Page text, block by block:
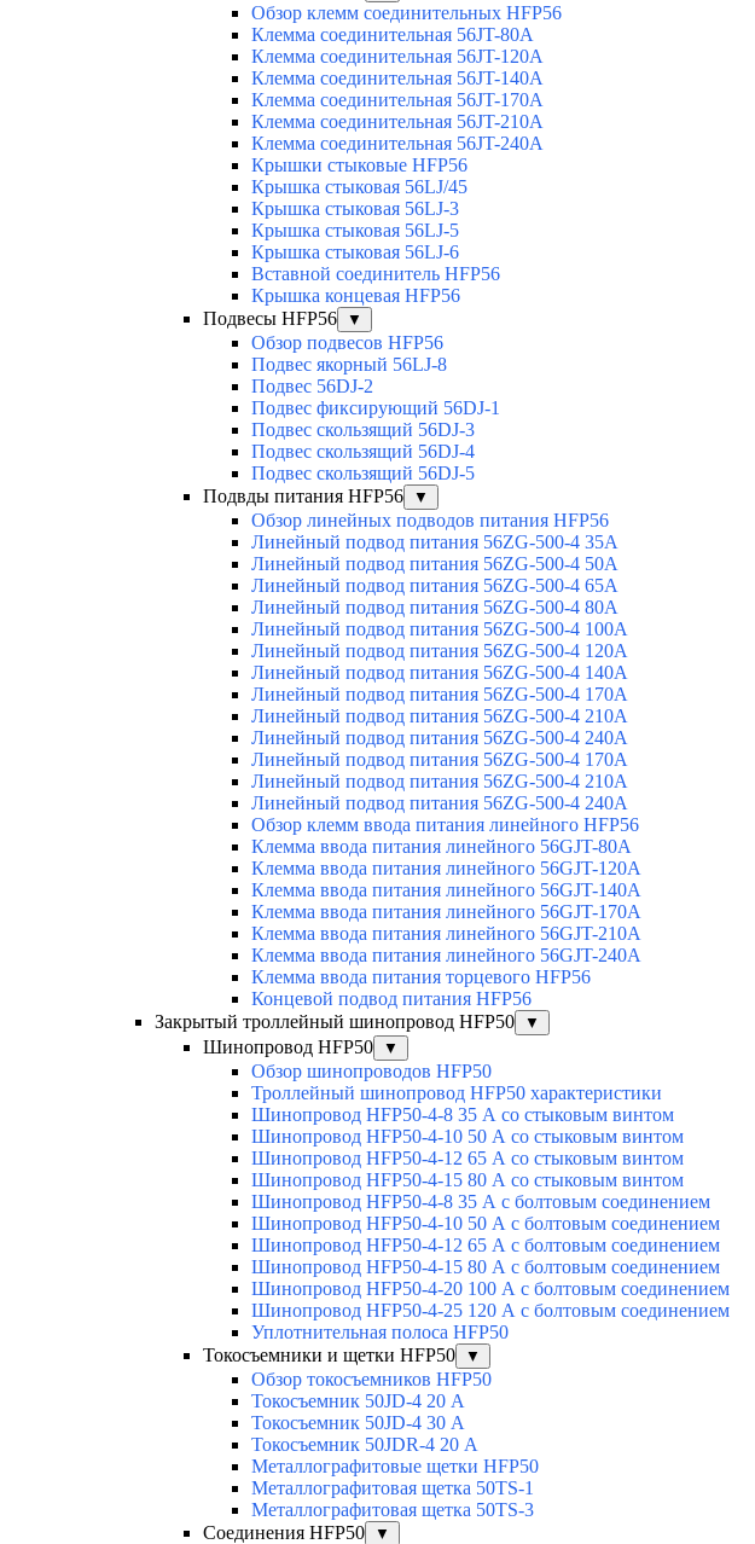
Обзор клемм соединительных HFP56
Клемма соединительная 56JT-80A
Клемма соединительная 56JT-120A
Клемма соединительная 56JT-140A
Клемма соединительная 56JT-170A
Клемма соединительная 56JT-210A
Клемма соединительная 56JT-240A
Крышки стыковые HFP56
Крышка стыковая 56LJ/45
Крышка стыковая 56LJ-3
Крышка стыковая 56LJ-5
Крышка стыковая 56LJ-6
Вставной соединитель HFP56
Крышка концевая HFP56
Подвесы HFP56
▼
Обзор подвесов HFP56
Подвес якорный 56LJ-8
Подвес 56DJ-2
Подвес фиксирующий 56DJ-1
Подвес скользящий 56DJ-3
Подвес скользящий 56DJ-4
Подвес скользящий 56DJ-5
Подвды питания HFP56
▼
Обзор линейных подводов питания HFP56
Линейный подвод питания 56ZG-500-4 35A
Линейный подвод питания 56ZG-500-4 50A
Линейный подвод питания 56ZG-500-4 65A
Линейный подвод питания 56ZG-500-4 80A
Линейный подвод питания 56ZG-500-4 100A
Линейный подвод питания 56ZG-500-4 120A
Линейный подвод питания 56ZG-500-4 140A
Линейный подвод питания 56ZG-500-4 170A
Линейный подвод питания 56ZG-500-4 210A
Линейный подвод питания 56ZG-500-4 240A
Линейный подвод питания 56ZG-500-4 170A
Линейный подвод питания 56ZG-500-4 210A
Линейный подвод питания 56ZG-500-4 240A
Обзор клемм ввода питания линейного HFP56
Клемма ввода питания линейного 56GJT-80A
Клемма ввода питания линейного 56GJT-120A
Клемма ввода питания линейного 56GJT-140A
Клемма ввода питания линейного 56GJT-170A
Клемма ввода питания линейного 56GJT-210A
Клемма ввода питания линейного 56GJT-240A
Клемма ввода питания торцевого HFP56
Концевой подвод питания HFP56
Закрытый троллейный шинопровод HFP50
▼
Шинопровод HFP50 ▼
Обзор шинопроводов HFP50
Троллейный шинопровод HFP50 характеристики
Шинопровод HFP50-4-8 35 А со стыковым винтом
Шинопровод HFP50-4-10 50 А со стыковым винтом
Шинопровод HFP50-4-12 65 А со стыковым винтом
Шинопровод HFP50-4-15 80 А со стыковым винтом
Шинопровод HFP50-4-8 35 А с болтовым соединением
Шинопровод HFP50-4-10 50 А с болтовым соединением
Шинопровод HFP50-4-12 65 А с болтовым соединением
Шинопровод HFP50-4-15 80 А с болтовым соединением
Шинопровод HFP50-4-20 100 А с болтовым соединением
Шинопровод HFP50-4-25 120 А с болтовым соединением
Уплотнительная полоса HFP50
Токосъемники и щетки HFP50
▼
Обзор токосъемников HFP50
Токосъемник 50JD-4 20 А
Токосъемник 50JD-4 30 А
Токосъемник 50JDR-4 20 А
Металлографитовые щетки HFP50
Металлографитовая щетка 50TS-1
Металлографитовая щетка 50TS-3
Соединения HFP50
▼